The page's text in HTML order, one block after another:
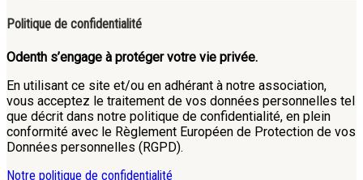
Politique de confidentialité
Odenth s’engage à protéger votre vie privée.
En utilisant ce site et/ou en adhérant à notre association,
vous acceptez le traitement de vos données personnelles tel
que décrit dans notre politique de confidentialité, en plein
conformité avec le Règlement Européen de Protection de vos
Données personnelles (RGPD).
Notre politique de confidentialité